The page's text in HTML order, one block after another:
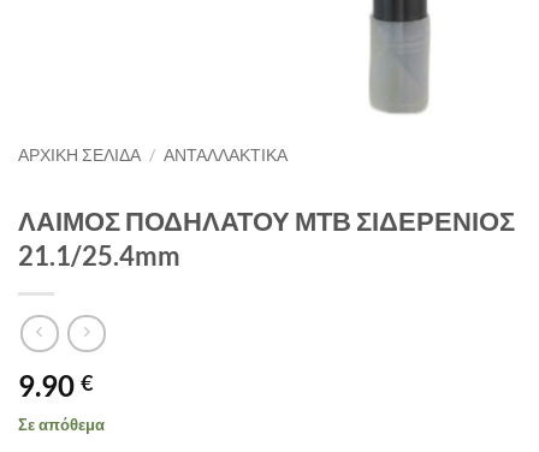
ΑΡΧΙΚΉ ΣΕΛΊΔΑ / ΑΝΤΑΛΛΑΚΤΙΚΑ
ΛΑΙΜΟΣ ΠΟΔΗΛΑΤΟΥ ΜΤΒ ΣΙΔΕΡΕΝΙΟΣ
21.1/25.4mm
9.90 €
Σε απόθεμα